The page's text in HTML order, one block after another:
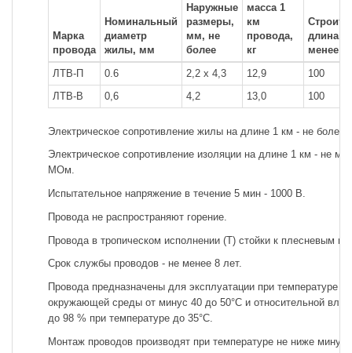
Марка
провода
Номинальный
диаметр
жилы, мм
Наружные
размеры,
мм, не
более
масса 1
км
провода,
кг
длина,
менее
ЛТВ-П
0.6 2,2 х 4,3 12,9
100
ЛТВ-В
0,6 4,2 13,0 100
Электрическое сопротивление жилы на длине 1 км - не более
Электрическое сопротивление изоляции на длине 1 км - не
МОм.
Испытательное напряжение в течение 5 мин - 1000 В.
Провода не распространяют горение.
Провода в тропическом исполнении (Т) стойки к плесневым
Срок службы проводов - не менее 8 лет.
Провода предназначены для эксплуатации при температуре
окружающей среды от минус 40 до 50°С и относительной
до 98 % при температуре до 35°С.
Монтаж проводов производят при температуре не ниже минус